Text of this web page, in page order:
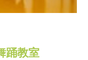
踊教室